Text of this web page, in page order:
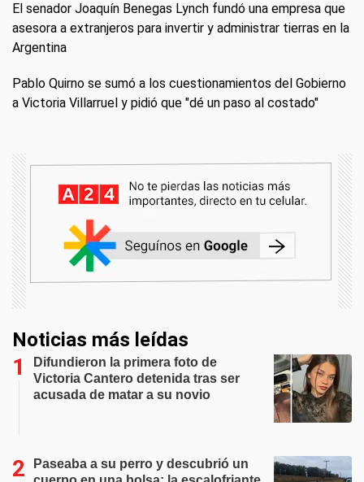
El senador Joaquín Benegas Lynch fundó una empresa que
asesora a extranjeros para invertir y administrar tierras en la
Argentina
Pablo Quirno se sumó a los cuestionamientos del Gobierno
a Victoria Villarruel y pidió que "dé un paso al costado"
Noticias más leídas
Difundieron la primera foto de
Victoria Cantero detenida tras ser
acusada de matar a su novio
Paseaba a su perro y descubrió un